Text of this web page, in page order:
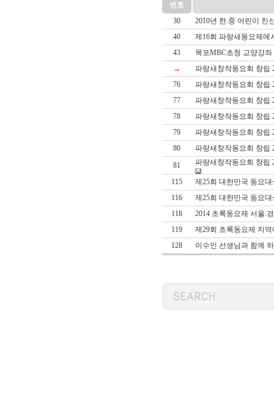
번호
30
2010년 한.중 어린이 친
40
제16회 파랑새동요제에
43
목포MBC초청 교양강
→
파랑새창작동요회 창립
76
파랑새창작동요회 창립
77
파랑새창작동요회 창립
78
파랑새창작동요회 창립
79
파랑새창작동요회 창립
80
파랑새창작동요회 창립
81
파랑새창작동요회 창립
115
제25회 대한민국 동요
116
제25회 대한민국 동요
118
2014 초록동요제 서울.
119
제29회 초록동요제 지
128
이수인 선생님과 함께